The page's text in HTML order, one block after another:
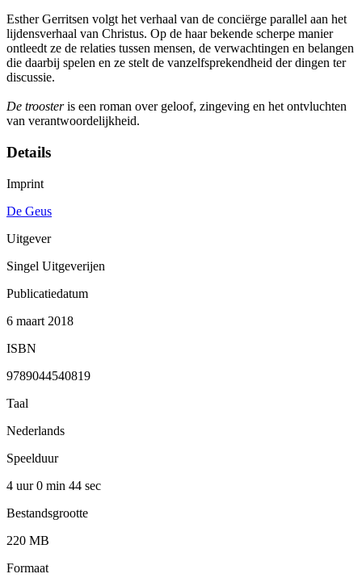
Esther Gerritsen volgt het verhaal van de conciërge parallel aan het
lijdensverhaal van Christus. Op de haar bekende scherpe manier
ontleedt ze de relaties tussen mensen, de verwachtingen en belangen
die daarbij spelen en ze stelt de vanzelfsprekendheid der dingen ter
discussie.
De troosteris een roman over geloof, zingeving en het ontvluchten
van verantwoordelijkheid.
Details
Imprint
De Geus
Uitgever
Singel Uitgeverijen
Publicatiedatum
6 maart 2018
ISBN
9789044540819
Taal
Nederlands
Speelduur
4 uur 0 min 44 sec
Bestandsgrootte
220 MB
Formaat